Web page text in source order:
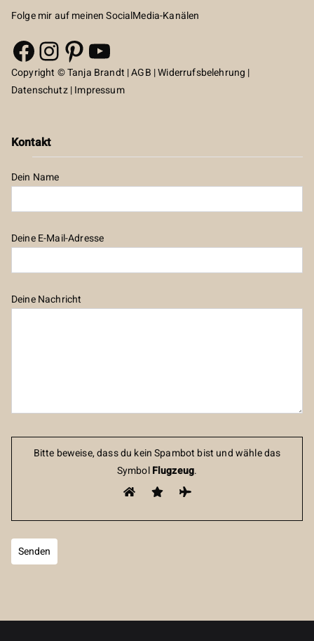
Folge mir auf meinen SocialMedia-Kanälen
Facebook
Instagram
Pinterest
YouTube
Copyright © Tanja Brandt |AGB |Widerrufsbelehrung |
Datenschutz|Impressum
Kontakt
Dein Name
Deine E-Mail-Adresse
Deine Nachricht
Bitte beweise, dass du kein Spambot bist und wähle das
SymbolFlugzeug.